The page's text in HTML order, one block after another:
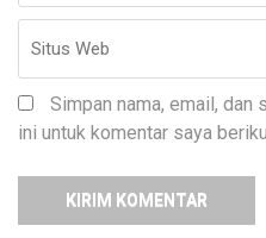
Simpan nama, email, dan
ini untuk komentar saya